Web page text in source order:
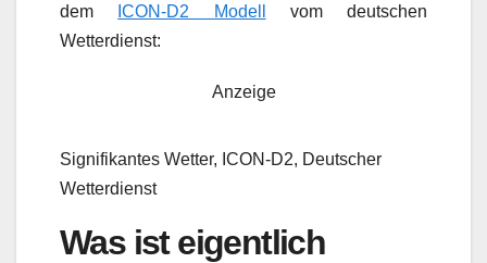
dem
ICON-D2 Modell
vom deutschen
Wetterdienst:
Anzeige
Signifikantes Wetter, ICON-D2, Deutscher
Wetterdienst
Was ist eigentlich